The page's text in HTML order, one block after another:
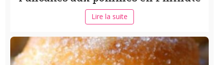
Lire la suite